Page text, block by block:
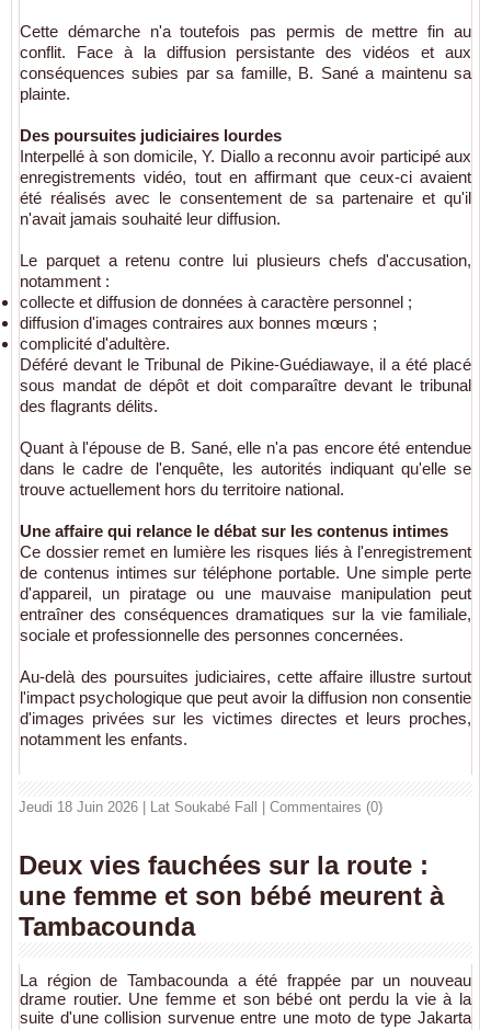
Cette démarche n'a toutefois pas permis de mettre fin au
conflit. Face à la diffusion persistante des vidéos et aux
conséquences subies par sa famille, B. Sané a maintenu sa
plainte.
Des poursuites judiciaires lourdes
Interpellé à son domicile, Y. Diallo a reconnu avoir participé aux
enregistrements vidéo, tout en affirmant que ceux-ci avaient
été réalisés avec le consentement de sa partenaire et qu'il
n'avait jamais souhaité leur diffusion.
Le parquet a retenu contre lui plusieurs chefs d'accusation,
notamment :
collecte et diffusion de données à caractère personnel ;
diffusion d'images contraires aux bonnes mœurs ;
complicité d'adultère.
Déféré devant le Tribunal de Pikine-Guédiawaye, il a été placé
sous mandat de dépôt et doit comparaître devant le tribunal
des flagrants délits.
Quant à l'épouse de B. Sané, elle n'a pas encore été entendue
dans le cadre de l'enquête, les autorités indiquant qu'elle se
trouve actuellement hors du territoire national.
Une affaire qui relance le débat sur les contenus intimes
Ce dossier remet en lumière les risques liés à l'enregistrement
de contenus intimes sur téléphone portable. Une simple perte
d'appareil, un piratage ou une mauvaise manipulation peut
entraîner des conséquences dramatiques sur la vie familiale,
sociale et professionnelle des personnes concernées.
Au-delà des poursuites judiciaires, cette affaire illustre surtout
l'impact psychologique que peut avoir la diffusion non consentie
d'images privées sur les victimes directes et leurs proches,
notamment les enfants.
Jeudi 18 Juin 2026 | Lat Soukabé Fall Commentaires (0)
Deux vies fauchées sur la route :
une femme et son bébé meurent à
Tambacounda
La région de Tambacounda a été frappée par un nouveau
drame routier. Une femme et son bébé ont perdu la vie à la
suite d'une collision survenue entre une moto de type Jakarta